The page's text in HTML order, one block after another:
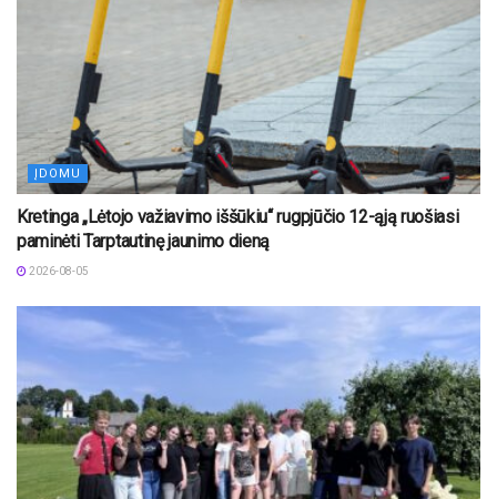
ĮDOMU
Kretinga „Lėtojo važiavimo iššūkiu“ rugpjūčio 12-ąją ruošiasi
paminėti Tarptautinę jaunimo dieną
2026-08-05